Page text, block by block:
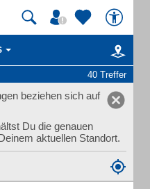
40 Treffer
beziehen sich auf
Du die genauen
aktuellen Standort.